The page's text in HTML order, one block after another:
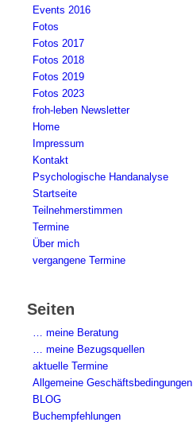
Events 2016
Fotos
Fotos 2017
Fotos 2018
Fotos 2019
Fotos 2023
froh-leben Newsletter
Home
Impressum
Kontakt
Psychologische Handanalyse
Startseite
Teilnehmerstimmen
Termine
Über mich
vergangene Termine
Seiten
… meine Beratung
… meine Bezugsquellen
aktuelle Termine
Allgemeine Geschäftsbedingungen
BLOG
Buchempfehlungen